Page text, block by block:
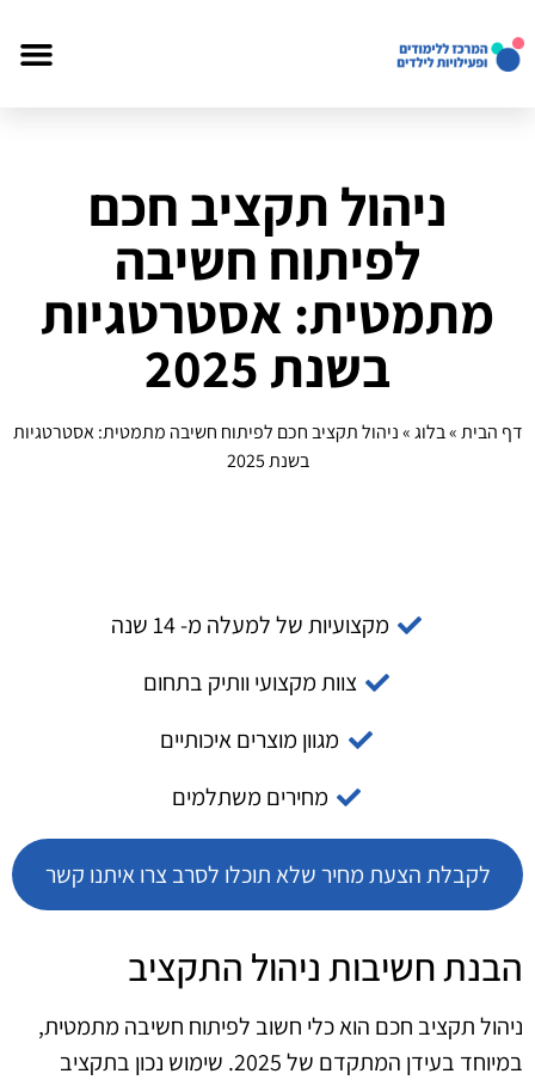
ניהול תקציב חכם
לפיתוח חשיבה
מתמטית: אסטרטגיות
בשנת 2025
דף הבית»בלוג»ניהול תקציב חכם לפיתוח חשיבה מתמטית: אסטרטגיות
בשנת 2025
מקצועיות של למעלה מ- 14 שנה
צוות מקצועי וותיק בתחום
מגוון מוצרים איכותיים
מחירים משתלמים
לקבלת הצעת מחיר שלא תוכלו לסרב צרו איתנו קשר
הבנת חשיבות ניהול התקציב
ניהול תקציב חכם הוא כלי חשוב לפיתוח חשיבה מתמטית,
במיוחד בעידן המתקדם של 2025. שימוש נכון בתקציב